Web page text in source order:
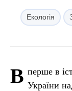
Екологія
В перше в
України